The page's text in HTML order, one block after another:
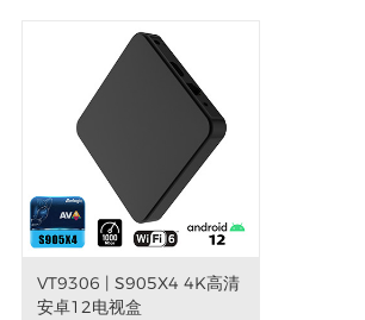
VT9306 | S905X4 4K高清
安卓12电视盒